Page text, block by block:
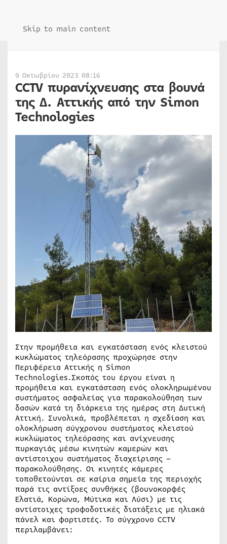
Skip to main content
9 Οκτωβρίου 2023 08:16
CCTV πυρανίχνευσης στα βουνά
της Δ. Αττικής από την Simon
Technologies
Στην προμήθεια και εγκατάσταση ενός κλειστού
κυκλώματος τηλεόρασης προχώρησε στην
Περιφέρεια Αττικής η Simon
Technologies.Σκοπός του έργου είναι η
προμήθεια και εγκατάσταση ενός ολοκληρωμένου
συστήματος ασφαλείας για παρακολούθηση των
δασών κατά τη διάρκεια της ημέρας στη Δυτική
Αττική. Συνολικά, προβλέπεται η σχεδίαση και
ολοκλήρωση σύγχρονου συστήματος κλειστού
κυκλώματος τηλεόρασης και ανίχνευσης
πυρκαγιάς μέσω κινητών καμερών και
αντίστοιχου συστήματος διαχείρισης –
παρακολούθησης. Οι κινητές κάμερες
τοποθετούνται σε καίρια σημεία της περιοχής
παρά τις αντίξοες συνθήκες (βουνοκορφές
Ελατιά, Κορώνα, Μύτικα και Λύσι) με τις
αντίστοιχες τροφοδοτικές διατάξεις με ηλιακά
πάνελ και φορτιστές. Το σύγχρονο CCTV
περιλαμβάνει: